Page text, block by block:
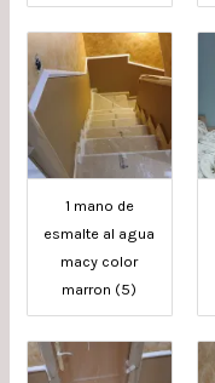
1 mano de
esmalte al agua
macy color
marron (5)